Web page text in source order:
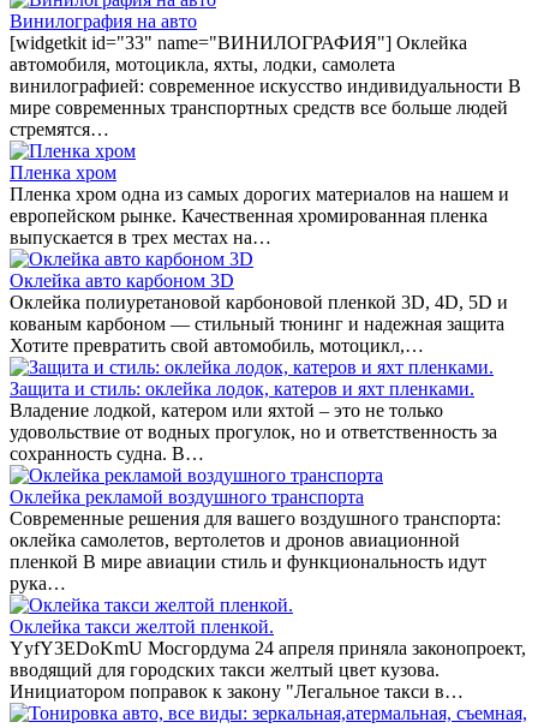
Винилография на авто
[widgetkit id="33" name="ВИНИЛОГРАФИЯ"] Оклейка
автомобиля, мотоцикла, яхты, лодки, самолета
винилографией: современное искусство индивидуальности В
мире современных транспортных средств все больше людей
стремятся…
Пленка хром
Пленка хром одна из самых дорогих материалов на нашем и
европейском рынке. Качественная хромированная пленка
выпускается в трех местах на…
Оклейка авто карбоном 3D
Оклейка полиуретановой карбоновой пленкой 3D, 4D, 5D и
кованым карбоном — стильный тюнинг и надежная защита
Хотите превратить свой автомобиль, мотоцикл,…
Защита и стиль: оклейка лодок, катеров и яхт пленками.
Владение лодкой, катером или яхтой – это не только
удовольствие от водных прогулок, но и ответственность за
сохранность судна. В…
Оклейка рекламой воздушного транспорта
Современные решения для вашего воздушного транспорта:
оклейка самолетов, вертолетов и дронов авиационной
пленкой В мире авиации стиль и функциональность идут
рука…
Оклейка такси желтой пленкой.
YyfY3EDoKmU Мосгордума 24 апреля приняла законопроект,
вводящий для городских такси желтый цвет кузова.
Инициатором поправок к закону "Легальное такси в…